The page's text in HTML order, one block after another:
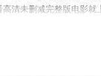
清未删减完整版电影